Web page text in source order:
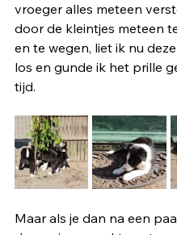
vroeger alles meteen
door de kleintjes meteen
en te wegen, liet ik nu
los en gunde ik het prille
tijd.
Maar als je dan na een